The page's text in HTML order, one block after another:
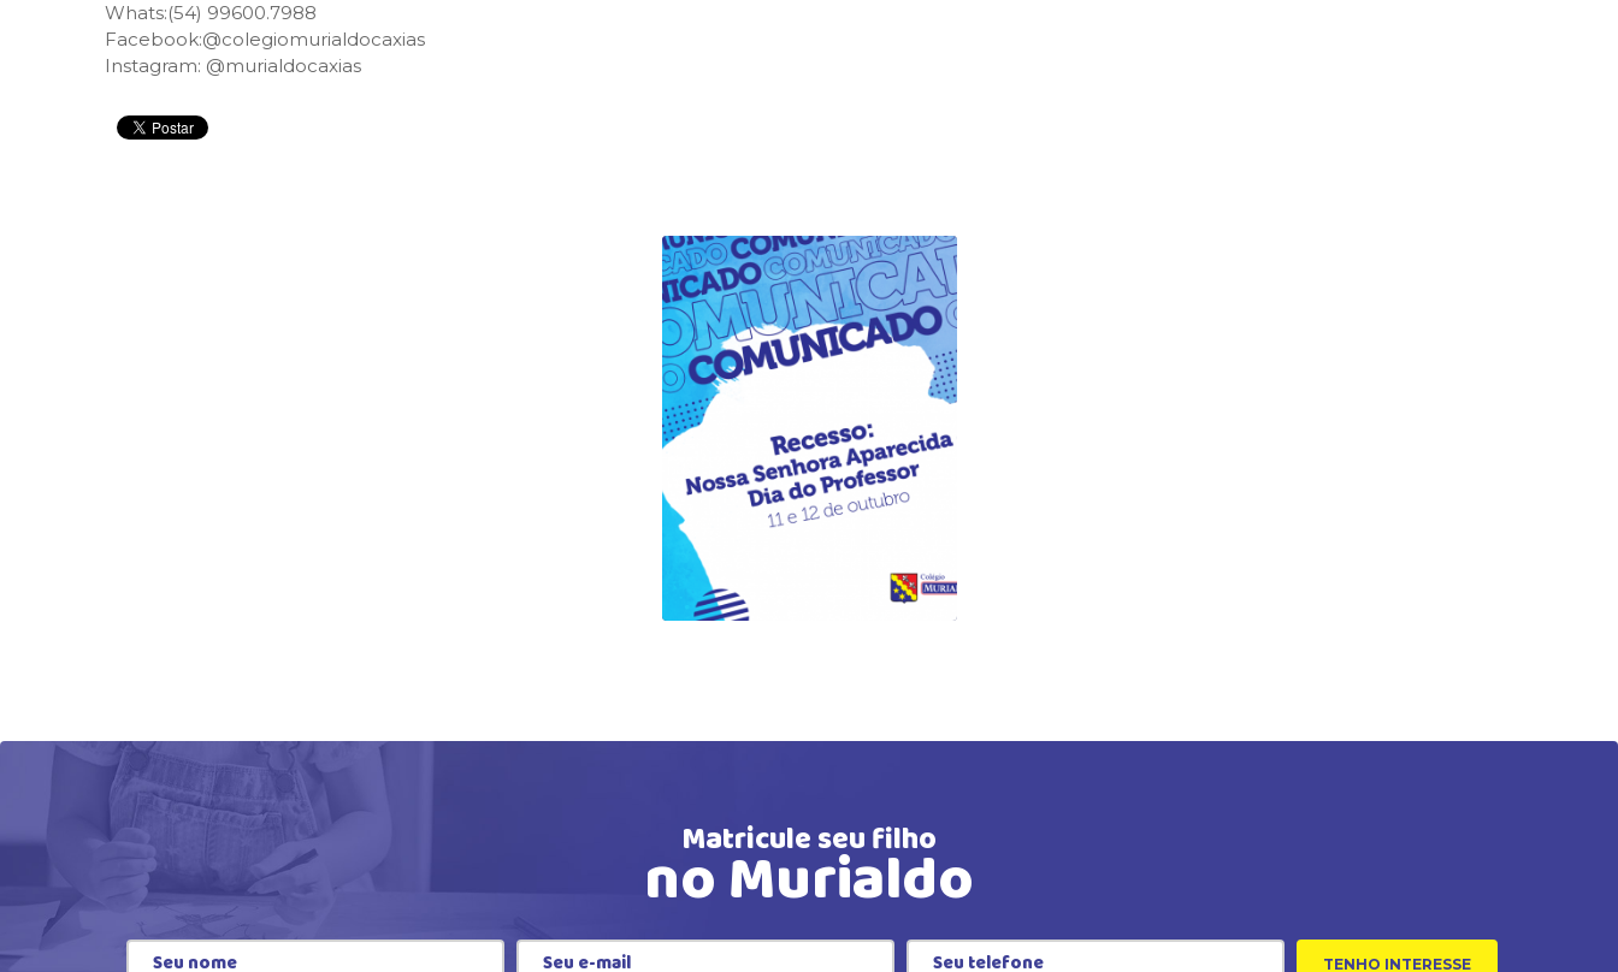
Whats:(54) 99600.7988
Facebook:@colegiomurialdocaxias
Instagram: @murialdocaxias
Matricule seu filho
no Murialdo
TENHO INTERESSE